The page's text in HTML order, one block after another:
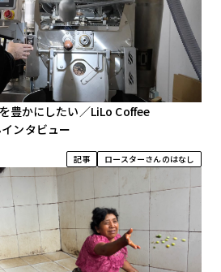
豊かにしたい／LiLo Coffee
ンタビュー
記事 ロースターさんのはなし